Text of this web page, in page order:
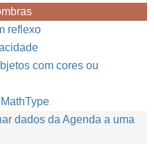
reflexo
com cores ou
dados da Agenda a uma